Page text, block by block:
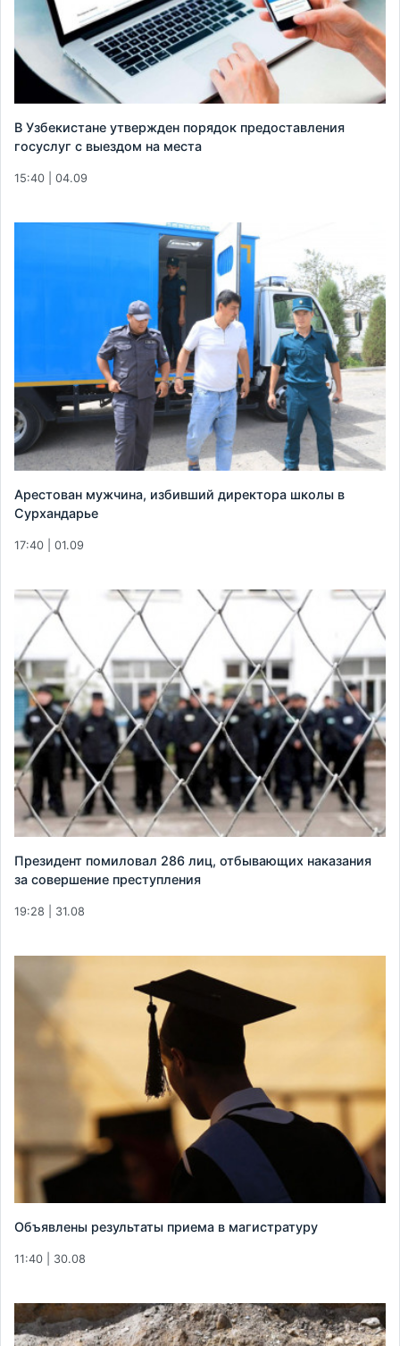
В Узбекистане утвержден порядок предоставления
госуслуг с выездом на места
15:40 | 04.09
Арестован мужчина, избивший директора школы в
Сурхандарье
17:40 | 01.09
Президент помиловал 286 лиц, отбывающих наказания
за совершение преступления
19:28 | 31.08
Объявлены результаты приема в магистратуру
11:40 | 30.08